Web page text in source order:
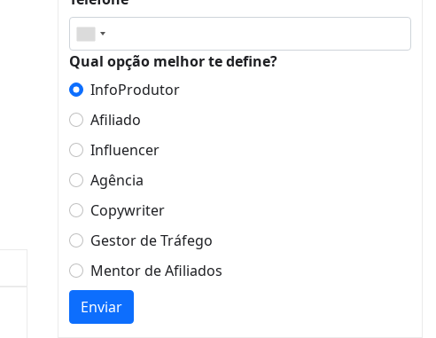
Qual opção melhor te define?
InfoProdutor
Afiliado
Influencer
Agência
Copywriter
Gestor de Tráfego
Mentor de Afiliados
Enviar